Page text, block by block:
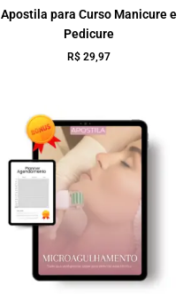
Apostila para Curso Manicure e
Pedicure
R$29,97